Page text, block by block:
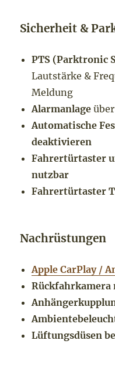
Sicherheit &
PTS (Parktronic
Lautstärke &
Meldung
Alarmanlage
Automatische
deaktivieren
Fahrertürtaster
nutzbar
Fahrertürtaster
Nachrüstungen
Apple CarPlay /
Rückfahrkamera
Lüftungsdüsen